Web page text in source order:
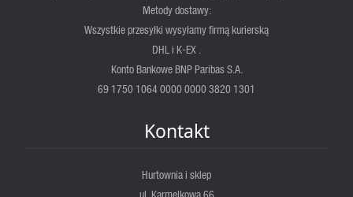
Metody dostawy:
Wszystkie przesyłki wysyłamy firmą kurierską
DHL i K-EX .
Konto Bankowe BNP Paribas S.A.
69 1750 1064 0000 0000 3820 1301
Kontakt
Hurtownia i sklep
ul. Karmelkowa 66